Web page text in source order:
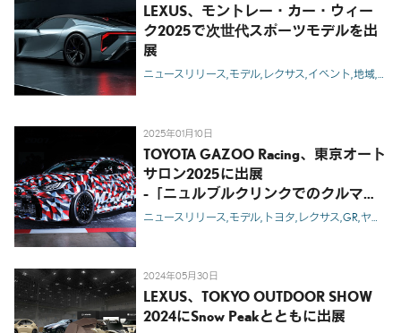
LEXUS、モントレー・カー・ウィー
ク2025で次世代スポーツモデルを出
展
ニュースリリース モデル レクサス イベント 地域
2025年01月10日
TOYOTA GAZOO Racing、東京オート
サロン2025に出展
-「ニュルブルクリンクでのクルマづ
くり」をメインテーマとして車両やパ
ニュースリリース モデル トヨタ レクサス GR ヤリス
2024年05月30日
LEXUS、TOKYO OUTDOOR SHOW
2024にSnow Peakとともに出展